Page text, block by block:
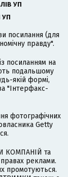
УП
УП
посилання (для
правду".
посиланням на
подальшому
якій формі,
"Інтерфакс-
фотографічних
Getty
КОМПАНІЙ та
реклами.
промотуються.